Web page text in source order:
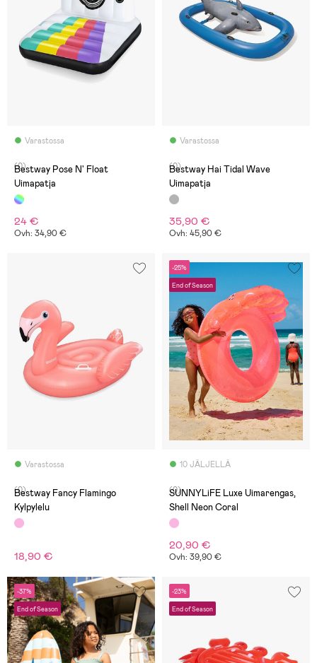
Varastossa
(0)
Bestway Pose N' Float
Uimapatja
24 €
Ovh: 34,90 €
Varastossa
(0)
Bestway Hai Tidal Wave
Uimapatja
35,90 €
Ovh: 45,90 €
Varastossa
(0)
Bestway Fancy Flamingo
Kylpylelu
18,90 €
-25%
End of Season
10 JÄLJELLÄ
(0)
SUNNYLiFE Luxe Uimarengas,
Shell Neon Coral
20,90 €
Ovh: 39,90 €
-37%
End of Season
-23%
End of Season